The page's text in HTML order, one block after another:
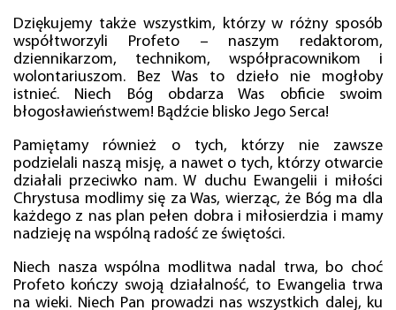
Dziękujemy także wszystkim, którzy w różny sposób
współtworzyli Profeto – naszym redaktorom,
dziennikarzom, technikom, współpracownikom i
wolontariuszom. Bez Was to dzieło nie mogłoby
istnieć. Niech Bóg obdarza Was obficie swoim
błogosławieństwem! Bądźcie blisko Jego Serca!
Pamiętamy również o tych, którzy nie zawsze
podzielali naszą misję, a nawet o tych, którzy otwarcie
działali przeciwko nam. W duchu Ewangelii i miłości
Chrystusa modlimy się za Was, wierząc, że Bóg ma dla
każdego z nas plan pełen dobra i miłosierdzia i mamy
nadzieję na wspólną radość ze świętości.
Niech nasza wspólna modlitwa nadal trwa, bo choć
Profeto kończy swoją działalność, to Ewangelia trwa
na wieki. Niech Pan prowadzi nas wszystkich dalej, ku